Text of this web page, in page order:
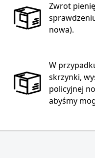
Zwrot
nowa).
W
skrzynki,
policyjnej
abyśmy